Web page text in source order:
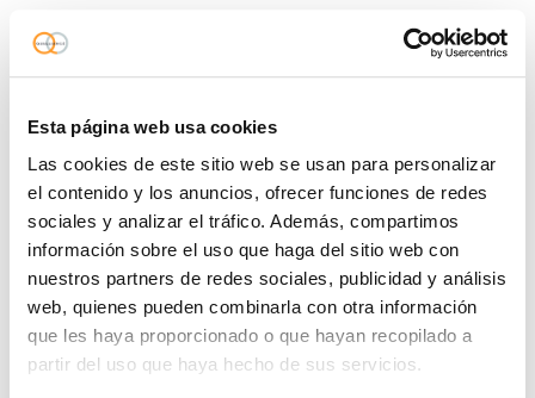
Esta página web usa cookies
Las cookies de este sitio web se usan para personalizar
el contenido y los anuncios, ofrecer funciones de redes
sociales y analizar el tráfico. Además, compartimos
información sobre el uso que haga del sitio web con
nuestros partners de redes sociales, publicidad y análisis
web, quienes pueden combinarla con otra información
que les haya proporcionado o que hayan recopilado a
partir del uso que haya hecho de sus servicios.